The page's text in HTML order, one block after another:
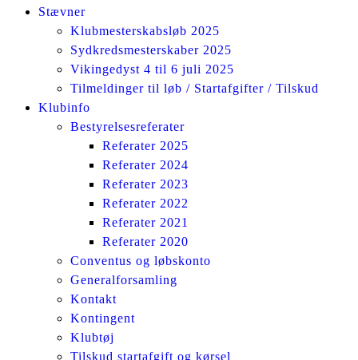
Stævner
Klubmesterskabsløb 2025
Sydkredsmesterskaber 2025
Vikingedyst 4 til 6 juli 2025
Tilmeldinger til løb / Startafgifter / Tilskud
Klubinfo
Bestyrelsesreferater
Referater 2025
Referater 2024
Referater 2023
Referater 2022
Referater 2021
Referater 2020
Conventus og løbskonto
Generalforsamling
Kontakt
Kontingent
Klubtøj
Tilskud startafgift og kørsel